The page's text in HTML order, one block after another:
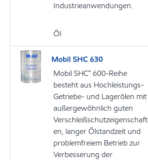
Industrieanwendungen.
Öl
Mobil SHC 630
Mobil SHC™ 600-Reihe
besteht aus Hochleistungs-
Getriebe- und Lagerölen mit
außergewöhnlich guten
Verschleißschutzeigenschaft
en, langer Ölstandzeit und
problemfreiem Betrieb zur
Verbesserung der